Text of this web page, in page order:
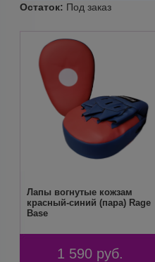
Лапы вогнутые кожзам
красный-синий (пара) Rage
Base
1 590 руб.